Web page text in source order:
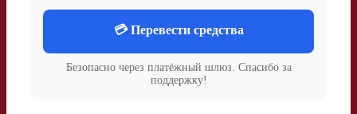
💳 Перевести средства
Безопасно через платёжный шлюз. Спасибо за
поддержку!